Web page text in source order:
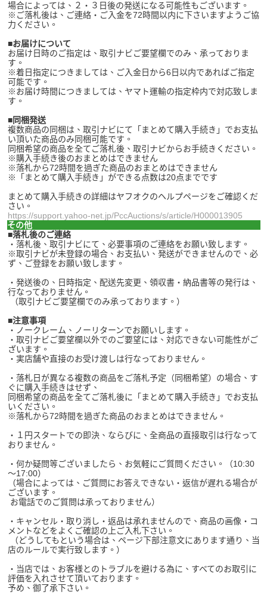
場合によっては、２・３日後の発送になる可能性もございます。
※ご落札後は、ご連絡・ご入金を72時間以内に下さいますようご協
力ください。
■お届けについて
お届け日時のご指定は、取引ナビご要望欄でのみ、承っておりま
す。
※着日指定につきましては、ご入金日から6日以内であればご指定
可能です。
※お届け時間につきましては、ヤマト運輸の指定枠内で対応致しま
す。
■同梱発送
複数商品の同梱は、取引ナビにて「まとめて購入手続き」でお支払
い頂いた商品のみ同梱可能です。
同梱希望の商品を全てご落札後、取引ナビからお手続きください。
※購入手続き後のおまとめはできません
※落札から72時間を過ぎた商品のおまとめはできません
※「まとめて購入手続き」ができる点数は20点までです
まとめて購入手続きの詳細はヤフオクのヘルプページをご確認くだ
さい。
https://support.yahoo-net.jp/PccAuctions/s/article/H000013905
その他
■落札後のご連絡
・落札後、取引ナビにて、必要事項のご連絡をお願い致します。
※取引ナビが未登録の場合、お支払い、発送ができませんので、必
ず、ご登録をお願い致します。
・発送後の、日時指定、配送先変更、領収書・納品書等の発行は、
行なっておりません。
（取引ナビご要望欄でのみ承っております。）
■注意事項
・ノークレーム、ノーリターンでお願いします。
・取引ナビご要望欄以外でのご要望には、対応できない可能性がご
ざいます。
・実店舗や直接のお受け渡しは行なっておりません。
・落札日が異なる複数の商品をご落札予定（同梱希望）の場合、す
ぐに購入手続きはせず、
同梱希望の商品を全てご落札後に「まとめて購入手続き」でお支払
いください。
※落札から72時間を過ぎた商品のおまとめはできません。
・１円スタートでの即決、ならびに、全商品の直接取引は行なって
おりません。
・何か疑問等ございましたら、お気軽にご質問ください。（10:30
～17:00）
（場合によっては、ご質問にお答えできない・返信が遅れる場合が
ございます。
お電話でのご質問は承っておりません）
・キャンセル・取り消し・返品は承れませんので、商品の画像・コ
メントなどをよくご確認の上ご入札下さい。
（どうしてもという場合は、ページ下部注意文にあります通り、当
店のルールで実行致します。）
・当店では、お客様とのトラブルを避ける為に、すべてのお取引に
評価を入れさせて頂いております。
予め、御了承下さい。